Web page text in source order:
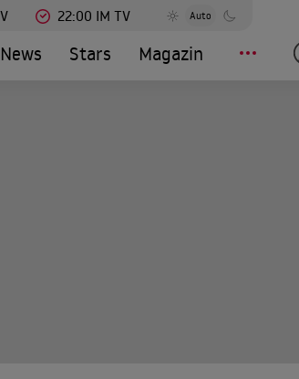
22:00 IM TV Auto
News Stars Magazin